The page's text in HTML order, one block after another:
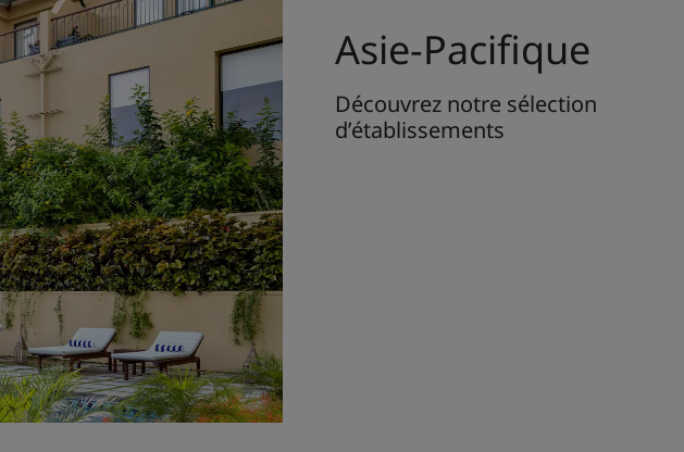
Asie-Pacifique
Découvrez notre sélection
d’établissements